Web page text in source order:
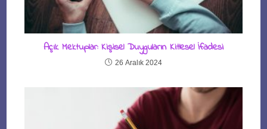
Açık Mektuplar: Kişisel Duyguların Kitlesel İfadesi
26 Aralık 2024